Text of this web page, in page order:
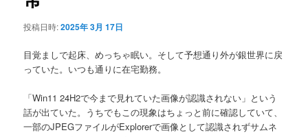
ン
投稿日時:2025年 3月 17日
目覚ましで起床、めっちゃ眠い。そして予想通り外が銀世界に戻
っていた。いつも通りに在宅勤務。
「Win11 24H2で今まで見れていた画像が認識されない」という
話が出ていた。うちでもこの現象はちょっと前に確認していて、
一部のJPEGファイルがExplorerで画像として認識されずサムネ